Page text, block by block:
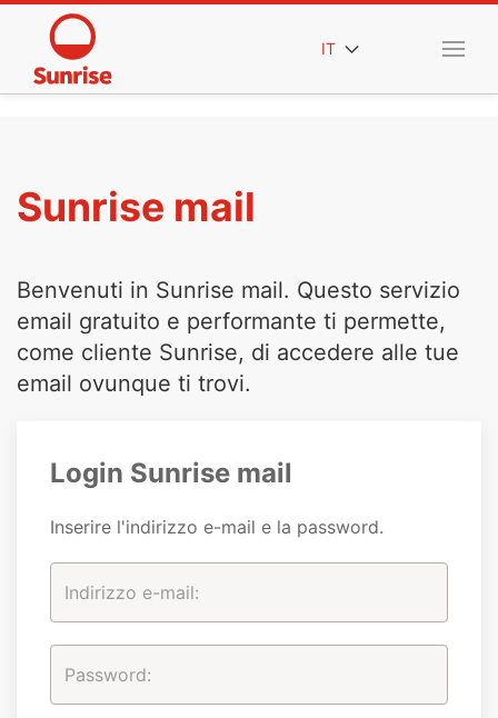
IT
Sunrise mail
Benvenuti in Sunrise mail. Questo servizio
email gratuito e performante ti permette,
come cliente Sunrise, di accedere alle tue
email ovunque ti trovi.
Login Sunrise mail
Inserire l'indirizzo e-mail e la password.